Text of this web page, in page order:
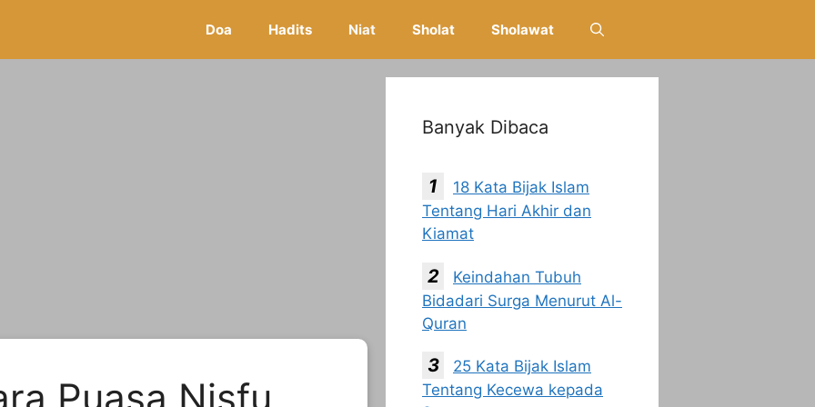
Doa Hadits Niat Sholat Sholawat
Puasa Nisfu
Banyak Dibaca
18 Kata Bijak Islam
Tentang Hari Akhir dan
Kiamat
Keindahan Tubuh
Bidadari Surga Menurut Al-
Quran
25 Kata Bijak Islam
Tentang Kecewa kepada